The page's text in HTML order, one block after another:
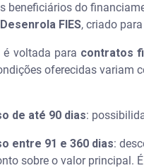
beneficiários do
FIES, criado
voltada para contratos
oferecidas variam
de até 90 dias:
entre 91 e 360 dias:
sobre o valor principal.